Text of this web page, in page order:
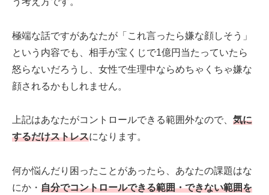
極端な話ですがあなたが「これ言ったら嫌な顔しそう」
という内容でも、相手が宝くじで1億円当たっていたら
怒らないだろうし、女性で生理中ならめちゃくちゃ嫌な
顔されるかもしれません。
上記はあなたがコントロールできる範囲外なので、 気に
するだけストレスになります。
何か悩んだり困ったことがあったら、あなたの課題はな
にか・ 自分でコントロールできる範囲・できない範囲を